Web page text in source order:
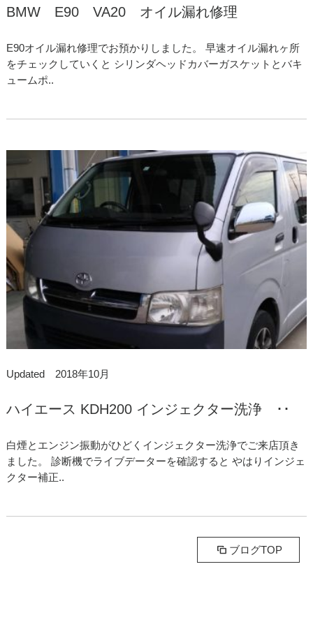
BMW E90 VA20 オイル漏れ修理
E90オイル漏れ修理でお預かりしました。 早速オイル漏れヶ所
をチェックしていくと シリンダヘッドカバーガスケットとバキ
ュームポ..
Updated 2018年10月
ハイエース KDH200 インジェクター洗浄 ･･
白煙とエンジン振動がひどくインジェクター洗浄でご来店頂き
ました。 診断機でライブデーターを確認すると やはりインジェ
クター補正..
ブログTOP